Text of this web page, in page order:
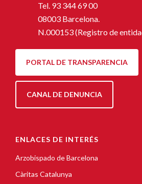
Tel. 93 344 69 00
08003 Barcelona.
N.000153 (Registro de
PORTAL DE TRANSPARENCIA
CANAL DE DENUNCIA
ENLACES DE INTERÉS
Arzobispado de Barcelona
Càritas Catalunya